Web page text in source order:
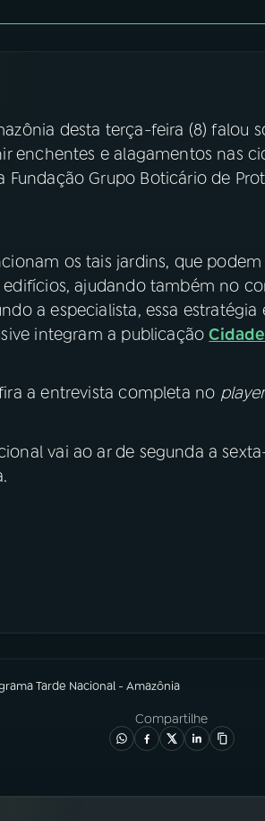
desta terça-feira (8) falou
enchentes e alagamentos nas
Grupo Boticário de
os tais jardins, que
ajudando também no
a especialista, essa estratégia
integram a publicação
a entrevista completa no
vai ao ar de segunda a
Tarde Nacional - Amazônia
Compartilhe